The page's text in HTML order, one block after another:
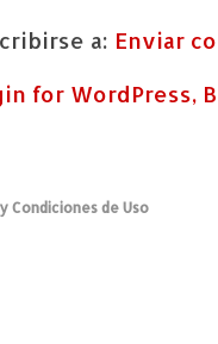
a: Enviar
Condiciones de Uso